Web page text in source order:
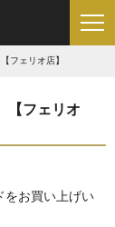
フェリオ店】
フェリオ
お買い上げい